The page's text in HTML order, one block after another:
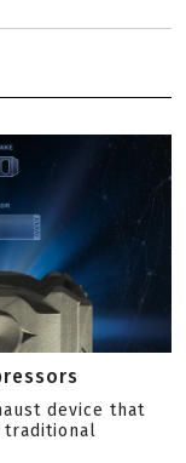
device that
traditional